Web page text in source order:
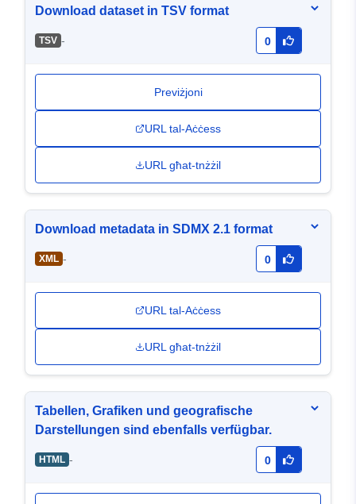
Download dataset in TSV format
TSV - 0
Previżjoni
URL tal-Aċċess
URL għat-tnżżil
Download metadata in SDMX 2.1 format
XML - 0
URL tal-Aċċess
URL għat-tnżżil
Tabellen, Grafiken und geografische
Darstellungen sind ebenfalls verfügbar.
HTML - 0